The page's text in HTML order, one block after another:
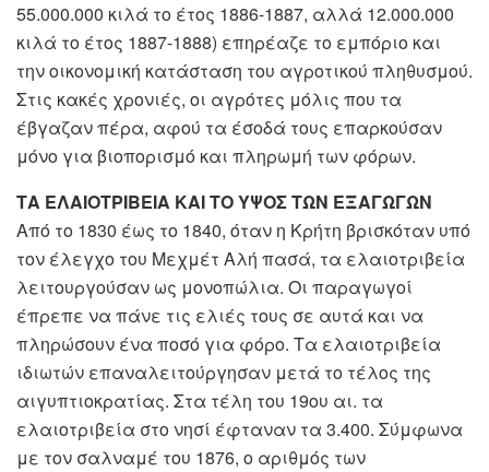
55.000.000 κιλά το έτος 1886-1887, αλλά 12.000.000
κιλά το έτος 1887-1888) επηρέαζε το εμπόριο και
την οικονομική κατάσταση του αγροτικού πληθυσμού.
Στις κακές χρονιές, οι αγρότες μόλις που τα
έβγαζαν πέρα, αφού τα έσοδά τους επαρκούσαν
μόνο για βιοπορισμό και πληρωμή των φόρων.
ΤΑ ΕΛΑΙΟΤΡΙΒΕΙΑ ΚΑΙ ΤΟ ΥΨΟΣ ΤΩΝ ΕΞΑΓΩΓΩΝ
Από το 1830 έως το 1840, όταν η Κρήτη βρισκόταν υπό
τον έλεγχο του Μεχμέτ Αλή πασά, τα ελαιοτριβεία
λειτουργούσαν ως μονοπώλια. Οι παραγωγοί
έπρεπε να πάνε τις ελιές τους σε αυτά και να
πληρώσουν ένα ποσό για φόρο. Τα ελαιοτριβεία
ιδιωτών επαναλειτούργησαν μετά το τέλος της
αιγυπτιοκρατίας. Στα τέλη του 19ου αι. τα
ελαιοτριβεία στο νησί έφταναν τα 3.400. Σύμφωνα
με τον σαλναμέ του 1876, ο αριθμός των